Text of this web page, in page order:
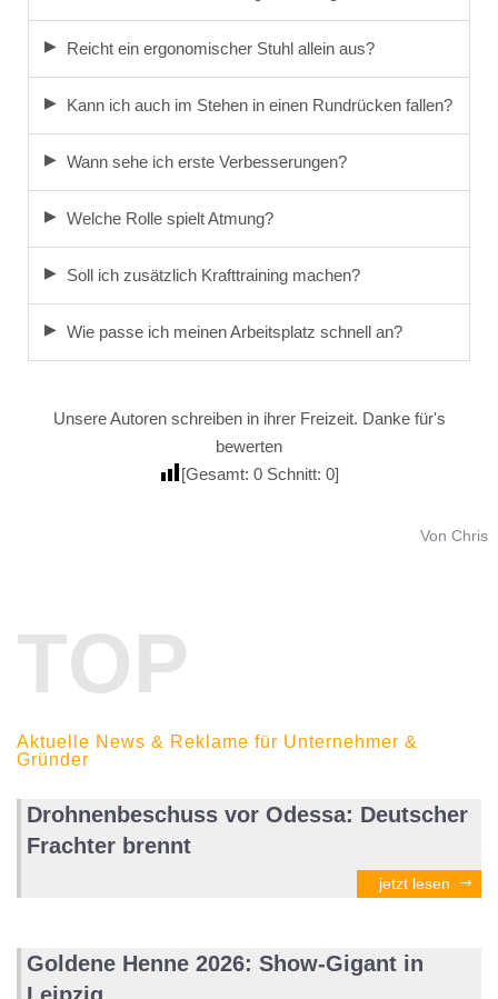
Reicht ein ergonomischer Stuhl allein aus?
Kann ich auch im Stehen in einen Rundrücken fallen?
Wann sehe ich erste Verbesserungen?
Welche Rolle spielt Atmung?
Soll ich zusätzlich Krafttraining machen?
Wie passe ich meinen Arbeitsplatz schnell an?
Unsere Autoren schreiben in ihrer Freizeit. Danke für's
bewerten
[Gesamt: 0 Schnitt: 0]
Von Chris
TOP
Aktuelle News & Reklame für Unternehmer &
Gründer
Drohnenbeschuss vor Odessa: Deutscher
Frachter brennt
jetzt lesen
Goldene Henne 2026: Show-Gigant in
Leipzig